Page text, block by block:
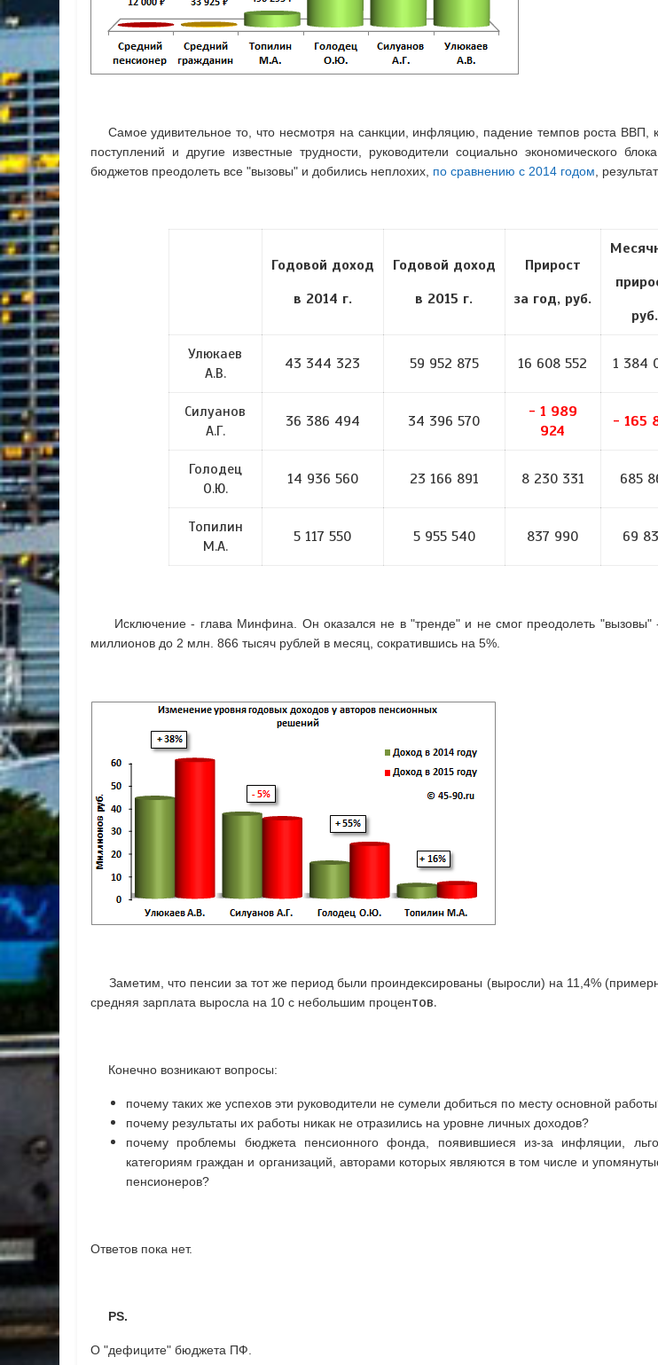
Самое удивительное то, что несмотря на санкции, инфляцию, падение темпов роста ВВП,
поступлений и другие известные трудности, руководители социально экономического
бюджетов преодолеть все "вызовы" и добились неплохих, по сравнению с 2014 годом ,
Годовой доход
в 2014 г.
Годовой доход
в 2015 г.
Прирост
за год, руб.
руб.
Улюкаев
А.В.
43 344 323 59 952 875 16 608 552 1 384
Силуанов
А.Г.
36 386 494 34 396 570
- 1 989
924
- 165
Голодец
О.Ю.
14 936 560 23 166 891 8 230 331 685
Топилин
М.А.
5 117 550 5 955 540 837 990 69
Исключение - глава Минфина. Он оказался не в "тренде" и не смог преодолеть
миллионов до 2 млн. 866 тысяч рублей в месяц, сократившись на 5%.
Заметим, что пенсии за тот же период были проиндексированы (выросли) на 11,4%
средняя зарплата выросла на 10 с небольшим процентов.
Конечно возникают вопросы:
почему таких же успехов эти руководители не сумели добиться по месту основной
почему результаты их работы никак не отразились на уровне личных доходов?
почему проблемы бюджета пенсионного фонда, появившиеся из-за инфляции,
категориям граждан и организаций, авторами которых являются в том числе и
пенсионеров?
Ответов пока нет.
PS.
О "дефиците" бюджета ПФ.